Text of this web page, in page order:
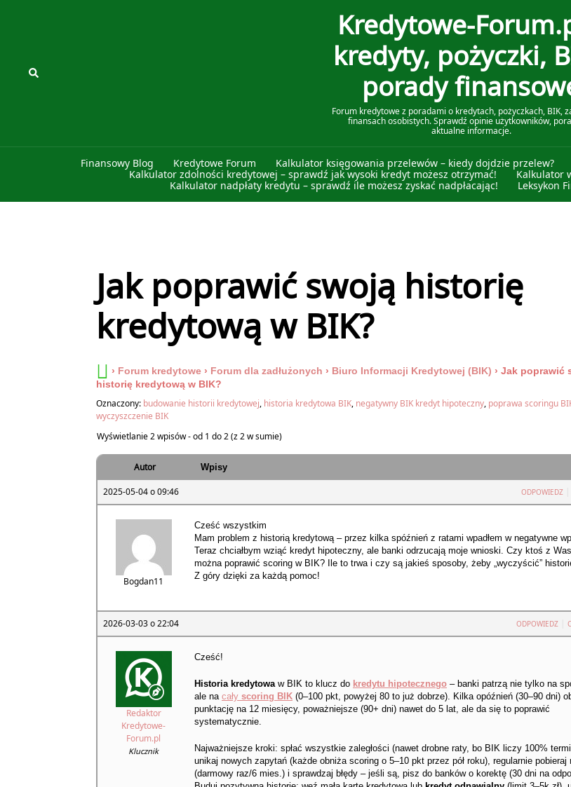
Szukaj
Kredytowe-
kredyty, pożyczki,
porady
Forum kredytowe z poradami o kredytach, pożyczkach, BIK,
finansach osobistych. Sprawdź opinie użytkowników,
aktualne informacje.
Finansowy Blog Kredytowe Forum Kalkulator księgowania przelewów – kiedy dojdzie przelew?
Kalkulator zdolności kredytowej – sprawdź jak wysoki kredyt możesz otrzymać!
Kalkulator
Kalkulator nadpłaty kredytu – sprawdź ile możesz zyskać nadpłacając!
Leksykon
Jak poprawić swoją historię
kredytową w BIK?
› Forum kredytowe › Forum dla zadłużonych › Biuro Informacji Kredytowej (BIK) › Jak poprawić
historię kredytową w BIK?
Oznaczony: budowanie historii kredytowej, historia kredytowa BIK, negatywny BIK kredyt hipoteczny, poprawa scoringu
wyczyszczenie BIK
Wyświetlanie 2 wpisów - od 1 do 2 (z 2 w sumie)
Autor Wpisy
2025-05-04 o 09:46 ODPOWIEDZ
Bogdan11
Cześć wszystkim
Mam problem z historią kredytową – przez kilka spóźnień z ratami wpadłem w negatywne
Teraz chciałbym wziąć kredyt hipoteczny, ale banki odrzucają moje wnioski. Czy ktoś z
można poprawić scoring w BIK? Ile to trwa i czy są jakieś sposoby, żeby „wyczyścić”
Z góry dzięki za każdą pomoc!
2026-03-03 o 22:04 ODPOWIEDZ
Redaktor
Kredytowe-
Forum.pl
Klucznik
Cześć!
Historia kredytowaw BIK to klucz do kredytu hipotecznego – banki patrzą nie tylko na
ale na cały scoring BIK (0–100 pkt, powyżej 80 to już dobrze). Kilka opóźnień (30–90 dni)
punktację na 12 miesięcy, poważniejsze (90+ dni) nawet do 5 lat, ale da się to poprawić
systematycznie.
Najważniejsze kroki: spłać wszystkie zaległości (nawet drobne raty, bo BIK liczy 100%
unikaj nowych zapytań (każde obniża scoring o 5–10 pkt przez pół roku), regularnie pobieraj
(darmowy raz/6 mies.) i sprawdzaj błędy – jeśli są, pisz do banków o korektę (30 dni na